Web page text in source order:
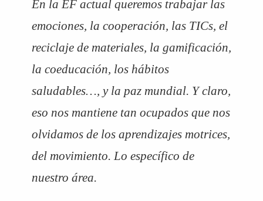
En la EF actual queremos trabajar las
emociones, la cooperación, las TICs, el
reciclaje de materiales, la gamificación,
la coeducación, los hábitos
saludables…, y la paz mundial. Y claro,
eso nos mantiene tan ocupados que nos
olvidamos de los aprendizajes motrices,
del movimiento. Lo específico de
nuestro área.